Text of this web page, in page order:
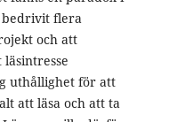
bedrivit flera
och att
uthållighet för att
att läsa och att ta